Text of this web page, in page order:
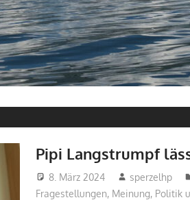
Pipi Langstrumpf
8. März 2024 sperzelhp
Fragestellungen, Meinung, Politik